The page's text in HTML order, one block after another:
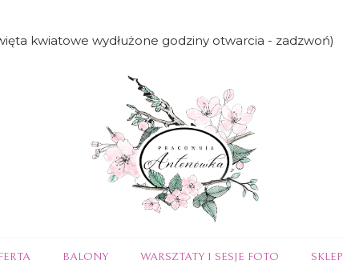
kwiatowe wydłużone godziny otwarcia - zadzwoń)
BALONY WARSZTATY I SESJE FOTO SKLEP